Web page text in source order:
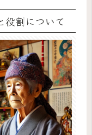
役割について